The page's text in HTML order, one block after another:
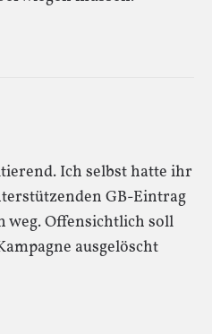
Ich selbst hatte ihr
GB-Eintrag
weg. Offensichtlich soll
ausgelöscht